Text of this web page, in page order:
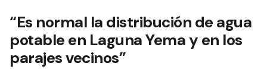
“Es normal la distribución de agua
potable en Laguna Yema y en los
parajes vecinos”